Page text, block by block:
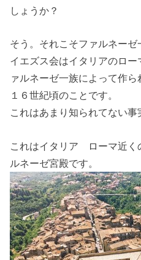
しょうか？
そう。それこそファルネーゼ
イエズス会はイタリアのロ
ァルネーゼ一族によって作ら
１６世紀頃のことです。
これはあまり知られてない事
これはイタリア ローマ近く
ルネーゼ宮殿です。